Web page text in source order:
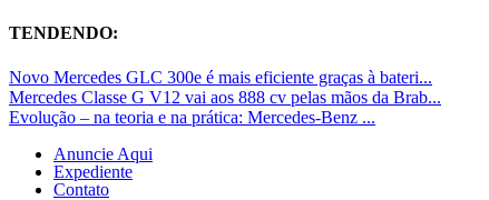
TENDENDO:
Novo Mercedes GLC 300e é mais eficiente graças à bateri...
Mercedes Classe G V12 vai aos 888 cv pelas mãos da Brab...
Evolução – na teoria e na prática: Mercedes-Benz ...
Anuncie Aqui
Expediente
Contato